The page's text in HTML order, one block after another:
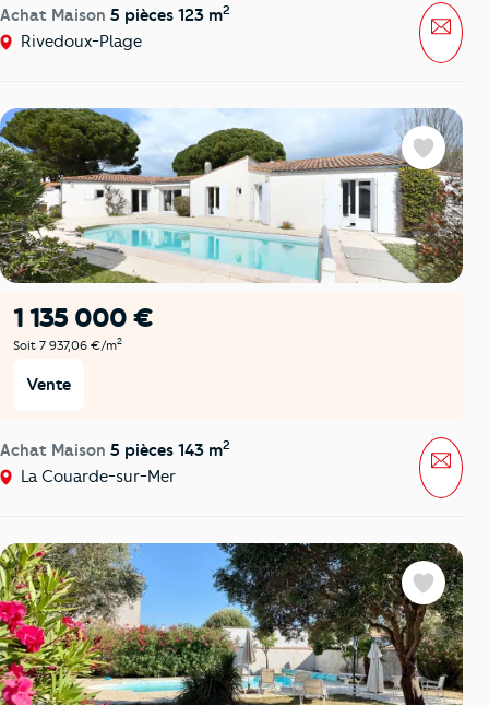
Achat Maison 5 pièces 123 m2
Rivedoux-Plage
1 135 000 €
Soit 7 937,06 €/m2
Vente
Achat Maison 5 pièces 143 m2
La Couarde-sur-Mer
Favoris
Favoris